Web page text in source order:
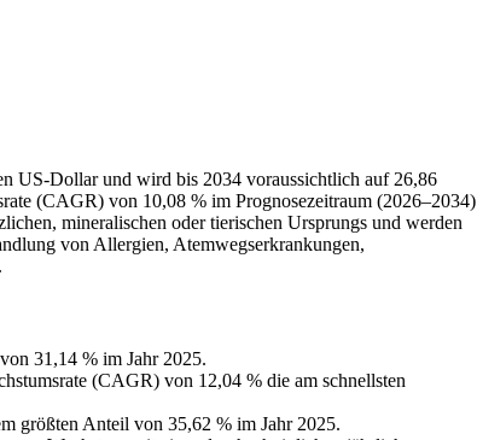
US-Dollar und wird bis 2034 voraussichtlich auf 26,86
(CAGR) von 10,08 % im Prognosezeitraum (2026–2034)
mineralischen oder tierischen Ursprungs und werden
von Allergien, Atemwegserkrankungen,
31,14 % im Jahr 2025.
(CAGR) von 12,04 % die am schnellsten
größten Anteil von 35,62 % im Jahr 2025.